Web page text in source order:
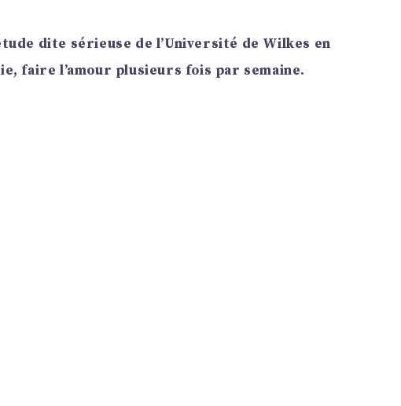
dite sérieuse de l’Université de Wilkes en
faire l’amour plusieurs fois par semaine.